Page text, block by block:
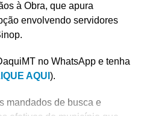
à Obra, que apura
envolvendo servidores
no WhatsApp e tenha
AQUI ).
mandados de busca e